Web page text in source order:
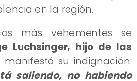
en la región.
más vehementes se
Luchsinger, hijo de las
manifestó su indignación:
saliendo, no habiendo